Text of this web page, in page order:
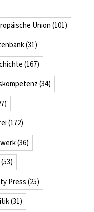
Union(101)
(31)
(167)
(34)
(172)
(36)
(53)
Press(25)
(31)